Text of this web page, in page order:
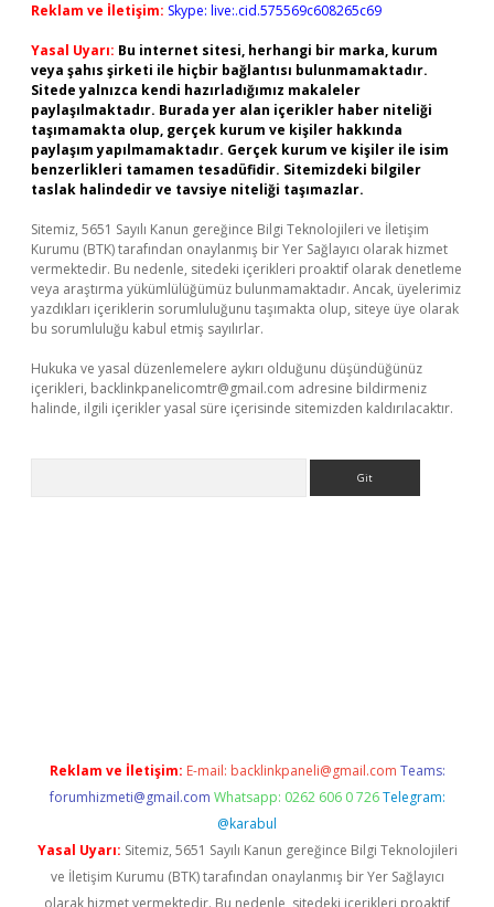
Reklam ve İletişim: Skype: live:.cid.575569c608265c69
Yasal Uyarı: Bu internet sitesi, herhangi bir marka, kurum
veya şahıs şirketi ile hiçbir bağlantısı bulunmamaktadır.
Sitede yalnızca kendi hazırladığımız makaleler
paylaşılmaktadır. Burada yer alan içerikler haber niteliği
taşımamakta olup, gerçek kurum ve kişiler hakkında
paylaşım yapılmamaktadır. Gerçek kurum ve kişiler ile isim
benzerlikleri tamamen tesadüfidir. Sitemizdeki bilgiler
taslak halindedir ve tavsiye niteliği taşımazlar.
Sitemiz, 5651 Sayılı Kanun gereğince Bilgi Teknolojileri ve İletişim
Kurumu (BTK) tarafından onaylanmış bir Yer Sağlayıcı olarak hizmet
vermektedir. Bu nedenle, sitedeki içerikleri proaktif olarak denetleme
veya araştırma yükümlülüğümüz bulunmamaktadır. Ancak, üyelerimiz
yazdıkları içeriklerin sorumluluğunu taşımakta olup, siteye üye olarak
bu sorumluluğu kabul etmiş sayılırlar.
Hukuka ve yasal düzenlemelere aykırı olduğunu düşündüğünüz
içerikleri, backlinkpanelicomtr@gmail.com adresine bildirmeniz
halinde, ilgili içerikler yasal süre içerisinde sitemizden kaldırılacaktır.
Reklam ve İletişim: E-mail: backlinkpaneli@gmail.com Teams:
forumhizmeti@gmail.com Whatsapp: 0262 606 0 726 Telegram:
@karabul
Yasal Uyarı: Sitemiz, 5651 Sayılı Kanun gereğince Bilgi Teknolojileri
ve İletişim Kurumu (BTK) tarafından onaylanmış bir Yer Sağlayıcı
olarak hizmet vermektedir. Bu nedenle, sitedeki içerikleri proaktif